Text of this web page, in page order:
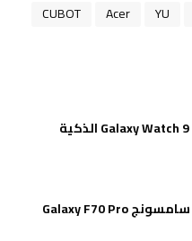
YU
Acer
CUBOT
مواصفات هاتف سامسونج Galaxy F70 Pro